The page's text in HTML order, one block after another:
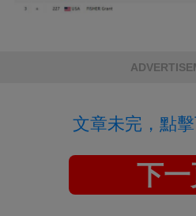
文章未完，點
下